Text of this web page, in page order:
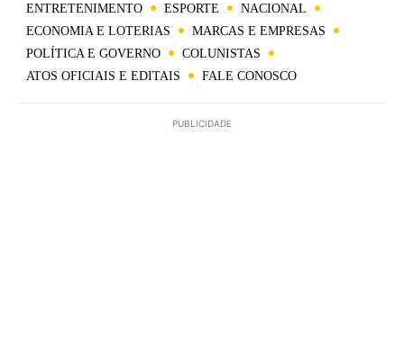
ENTRETENIMENTO
ESPORTE
NACIONAL
ECONOMIA E LOTERIAS
MARCAS E EMPRESAS
POLÍTICA E GOVERNO
COLUNISTAS
ATOS OFICIAIS E EDITAIS
FALE CONOSCO
PUBLICIDADE